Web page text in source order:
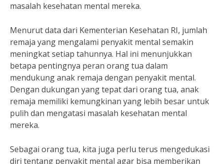
masalah kesehatan mental mereka.
Menurut data dari Kementerian Kesehatan RI, jumlah
remaja yang mengalami penyakit mental semakin
meningkat setiap tahunnya. Hal ini menunjukkan
betapa pentingnya peran orang tua dalam
mendukung anak remaja dengan penyakit mental.
Dengan dukungan yang tepat dari orang tua, anak
remaja memiliki kemungkinan yang lebih besar untuk
pulih dan mengatasi masalah kesehatan mental
mereka.
Sebagai orang tua, kita juga perlu terus mengedukasi
diri tentang penyakit mental agar bisa memberikan